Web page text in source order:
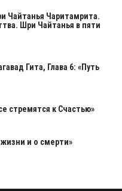
Чайтанья Чаритамрита.
Шри Чайтанья в пяти
Гита, Глава 6: «Путь
стремятся к Счастью»
и о смерти»